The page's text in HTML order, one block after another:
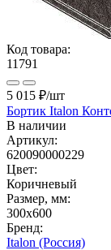
Код товара:
11791
5 015 ₽/шт
Бортик Italon
В наличии
Артикул:
620090000229
Цвет:
Коричневый
Размер, мм:
300x600
Бренд:
Italon (Россия)